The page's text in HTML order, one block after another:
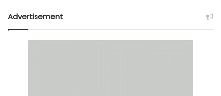
Advertisement